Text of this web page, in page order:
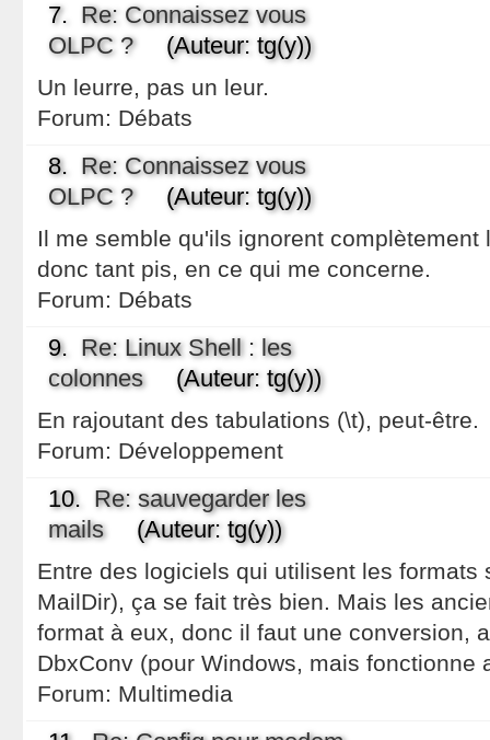
7. Re: Connaissez vous
OLPC ?
(Auteur: tg(y))
Un leurre, pas un leur.
Forum: Débats
8. Re: Connaissez vous
OLPC ?
(Auteur: tg(y))
Il me semble qu'ils ignorent complètement
donc tant pis, en ce qui me concerne.
Forum: Débats
9. Re: Linux Shell : les
colonnes(Auteur: tg(y))
En rajoutant des tabulations (\t), peut-être.
Forum: Développement
10. Re: sauvegarder les
mails(Auteur: tg(y))
Entre des logiciels qui utilisent les formats
MailDir), ça se fait très bien. Mais les
format à eux, donc il faut une conversion,
DbxConv (pour Windows, mais fonctionne
Forum: Multimedia